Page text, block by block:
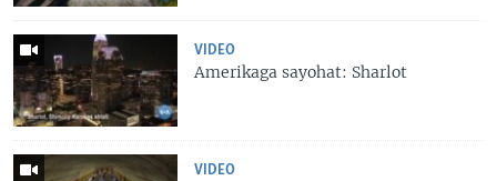
VIDEO
Amerikaga sayohat: Sharlot
VIDEO